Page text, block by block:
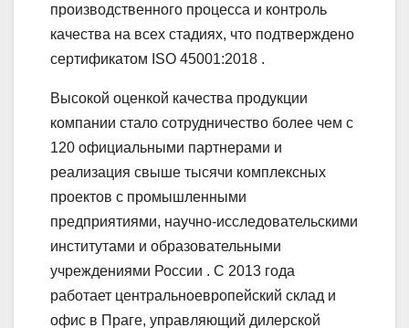
производственного процесса и контроль
качества на всех стадиях, что подтверждено
сертификатом ISO 45001:2018 .
Высокой оценкой качества продукции
компании стало сотрудничество более чем с
120 официальными партнерами и
реализация свыше тысячи комплексных
проектов с промышленными
предприятиями, научно-исследовательскими
институтами и образовательными
учреждениями России . С 2013 года
работает центральноевропейский склад и
офис в Праге, управляющий дилерской